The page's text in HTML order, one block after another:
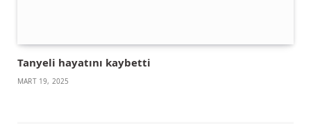
Tanyeli hayatını kaybetti
MART 19, 2025